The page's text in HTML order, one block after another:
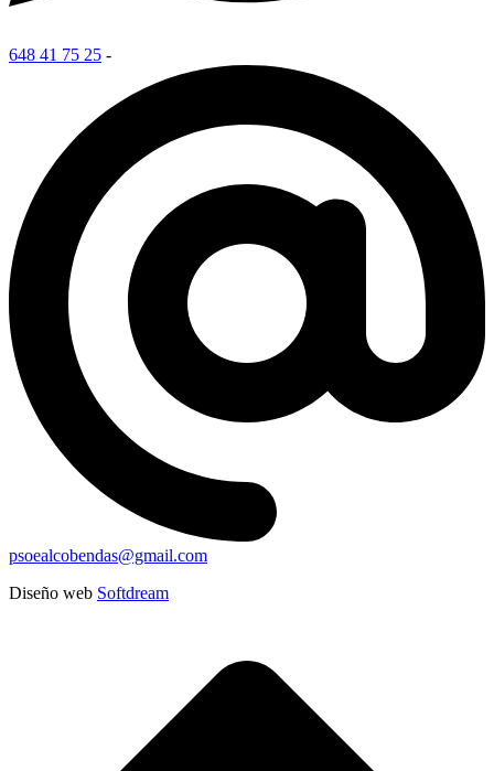
648 41 75 25 -
psoealcobendas@gmail.com
Diseño web Softdream